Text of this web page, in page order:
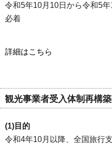
令和5年10月10日から令和5
必着
詳細はこちら
観光事業者受入体制再構
(1)目的
令和4年10月以降、全国旅行